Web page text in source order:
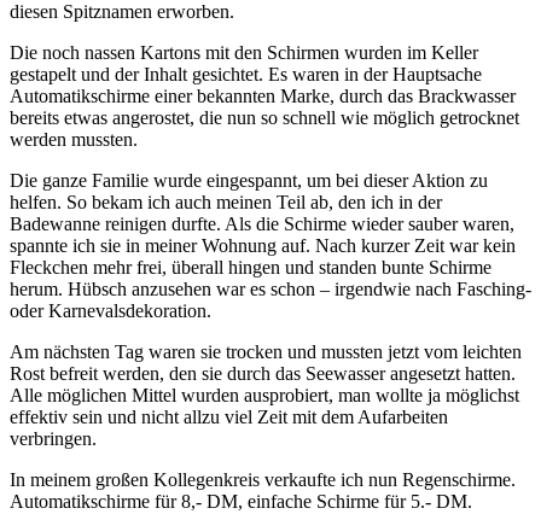
diesen Spitznamen erworben.
Die noch nassen Kartons mit den Schirmen wurden im Keller
gestapelt und der Inhalt gesichtet. Es waren in der Hauptsache
Automatikschirme einer bekannten Marke, durch das Brackwasser
bereits etwas angerostet, die nun so schnell wie möglich getrocknet
werden mussten.
Die ganze Familie wurde eingespannt, um bei dieser Aktion zu
helfen. So bekam ich auch meinen Teil ab, den ich in der
Badewanne reinigen durfte. Als die Schirme wieder sauber waren,
spannte ich sie in meiner Wohnung auf. Nach kurzer Zeit war kein
Fleckchen mehr frei, überall hingen und standen bunte Schirme
herum. Hübsch anzusehen war es schon – irgendwie nach Fasching-
oder Karnevalsdekoration.
Am nächsten Tag waren sie trocken und mussten jetzt vom leichten
Rost befreit werden, den sie durch das Seewasser angesetzt hatten.
Alle möglichen Mittel wurden ausprobiert, man wollte ja möglichst
effektiv sein und nicht allzu viel Zeit mit dem Aufarbeiten
verbringen.
In meinem großen Kollegenkreis verkaufte ich nun Regenschirme.
Automatikschirme für 8,- DM, einfache Schirme für 5.- DM.